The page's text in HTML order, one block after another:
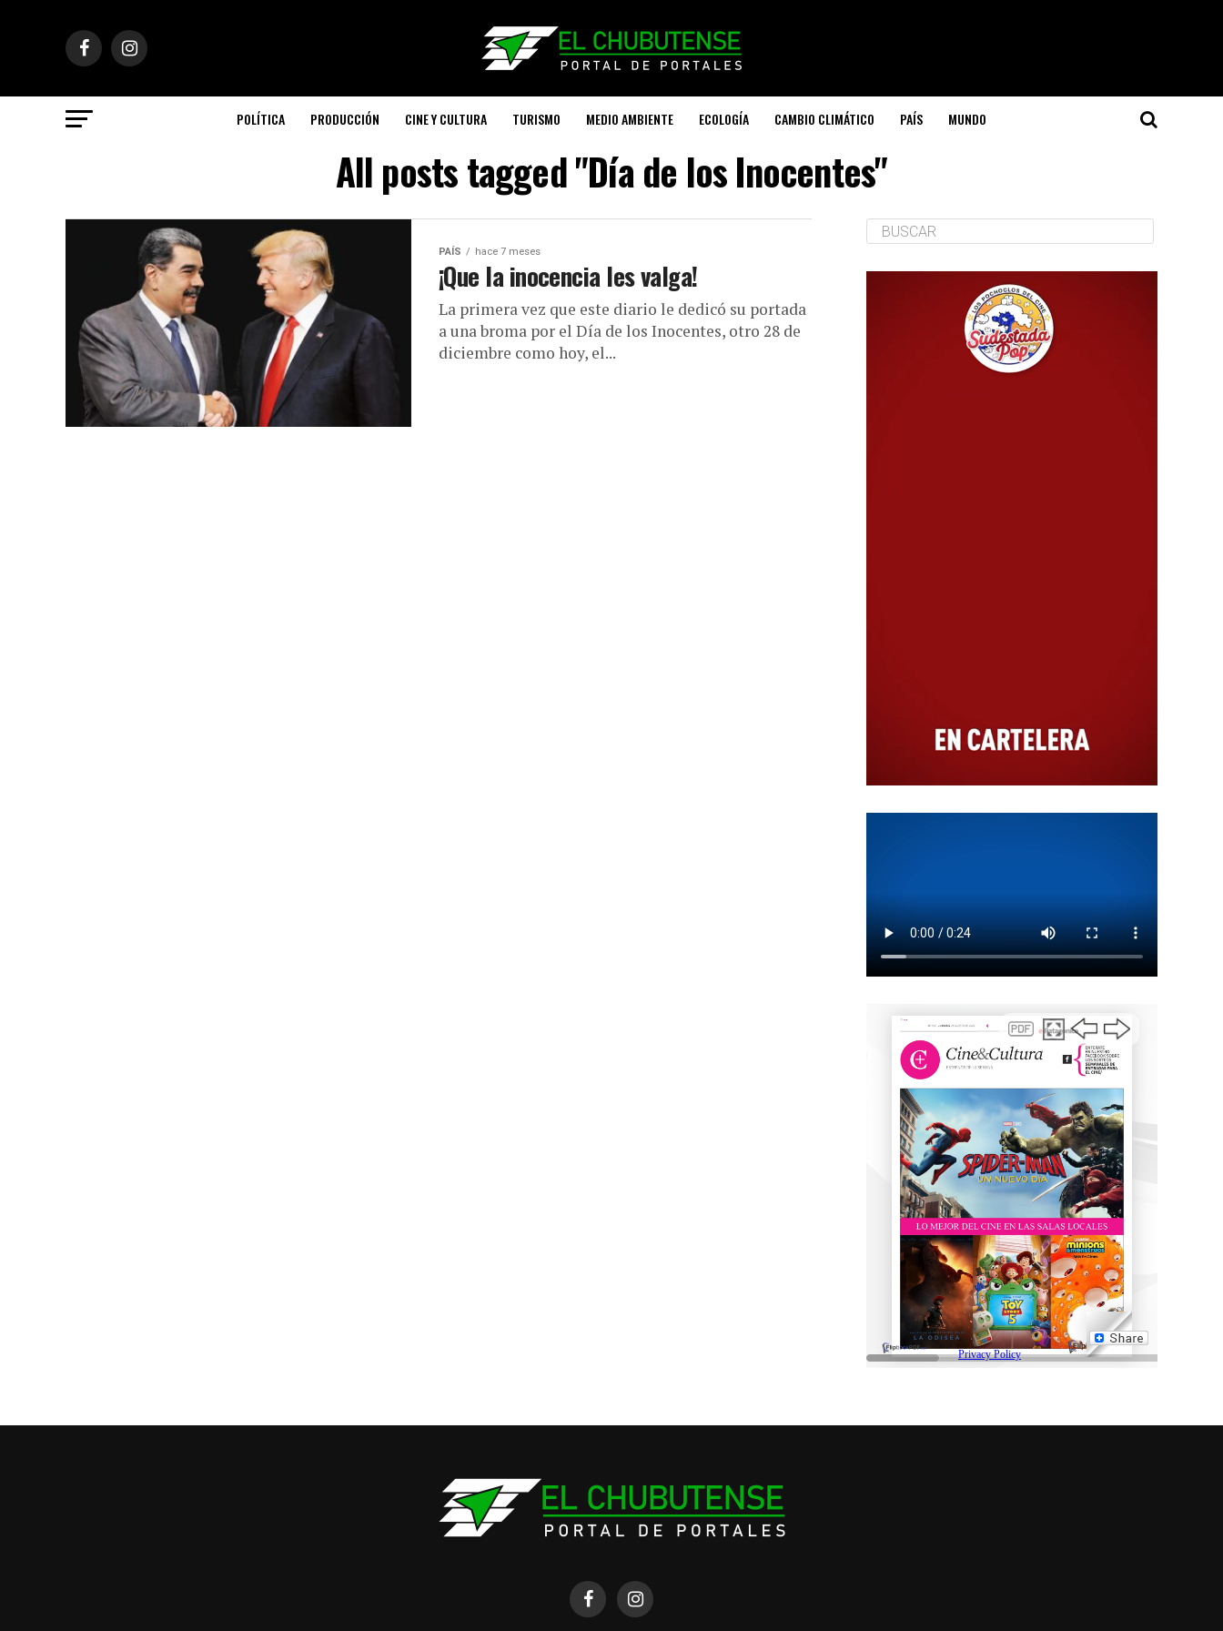
POLÍTICA PRODUCCIÓN CINE Y CULTURA TURISMO MEDIO AMBIENTE ECOLOGÍA CAMBIO CLIMÁTICO PAÍS MUNDO
All posts tagged "Día de los Inocentes"
PAÍS hace 7 meses
¡Que la inocencia les valga!
La primera vez que este diario le dedicó su portada
a una broma por el Día de los Inocentes, otro 28 de
diciembre como hoy, el...